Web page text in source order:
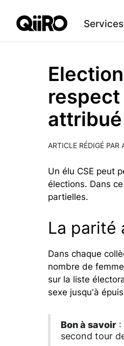
Services
respect
ARTICLE RÉDIGÉ PAR
Un élu CSE peut
élections. Dans
partielles.
La parité
Dans chaque
nombre de
sur la liste
sexe jusqu'à
Bon à savoir :
second tour